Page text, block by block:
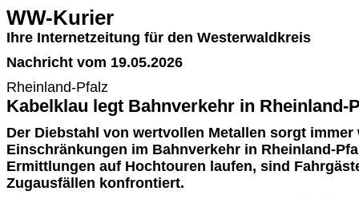
WW-Kurier
Ihre Internetzeitung für den Westerwaldkreis
Nachricht vom 19.05.2026
Rheinland-Pfalz
Kabelklau legt Bahnverkehr in Rheinland-
Der Diebstahl von wertvollen Metallen sorgt
Einschränkungen im Bahnverkehr in Rheinland-
Ermittlungen auf Hochtouren laufen, sind
Zugausfällen konfrontiert.